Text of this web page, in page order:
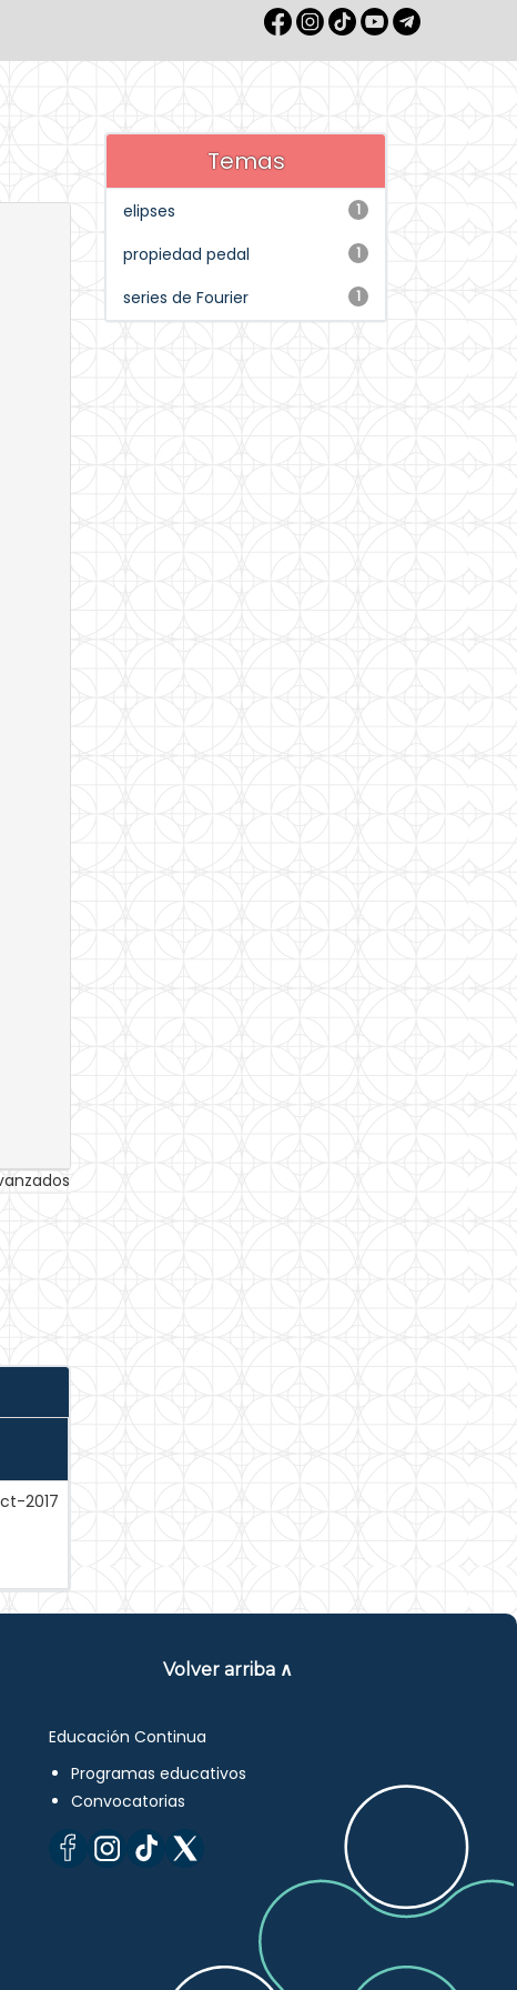
2017
Temas
1
elipses
1
propiedad pedal
1
series de Fourier
Volver arriba ∧
Educación Continua
Programas educativos
Convocatorias